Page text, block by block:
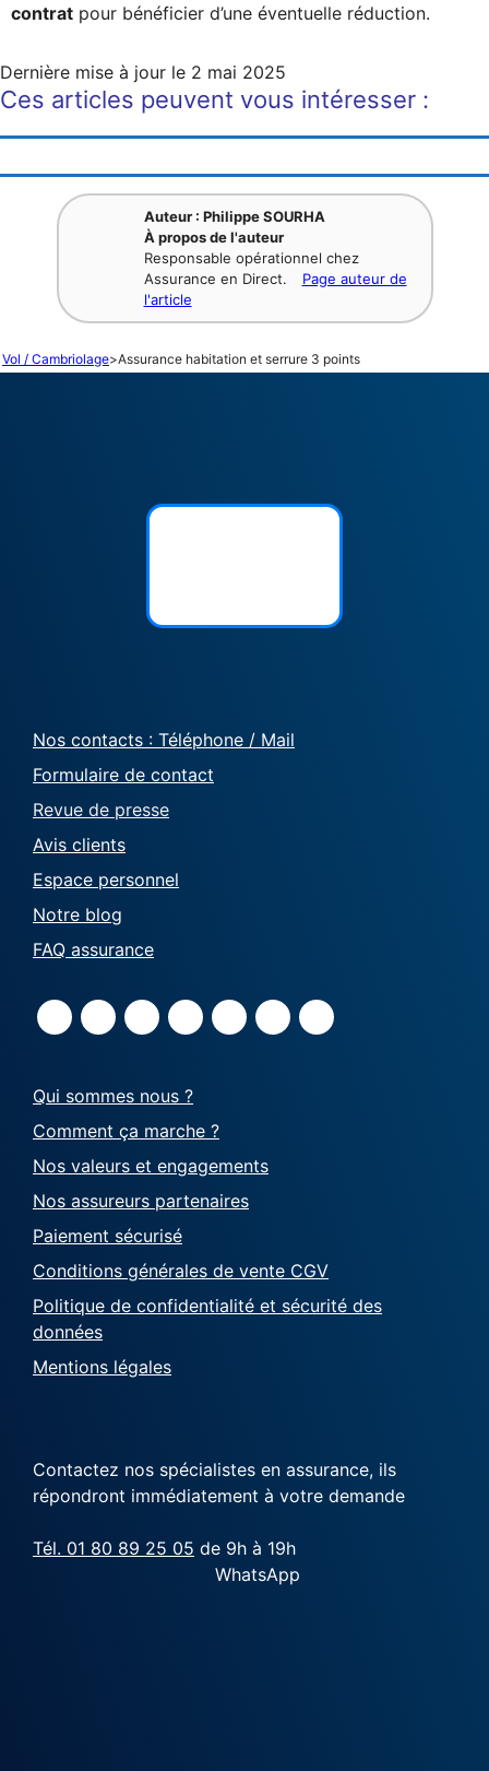
contrat pour bénéficier d’une éventuelle réduction.
Dernière mise à jour le 2 mai 2025
Ces articles peuvent vous intéresser :
Auteur : Philippe SOURHA
À propos de l'auteur
Responsable opérationnel chez
Assurance en Direct.
Page auteur de
l'article
Vol / Cambriolage>Assurance habitation et serrure 3 points
Nos contacts : Téléphone / Mail
Formulaire de contact
Revue de presse
Avis clients
Espace personnel
Notre blog
FAQ assurance
Qui sommes nous ?
Comment ça marche ?
Nos valeurs et engagements
Nos assureurs partenaires
Paiement sécurisé
Conditions générales de vente CGV
Politique de confidentialité et sécurité des
données
Mentions légales
Contactez nos spécialistes en assurance, ils
répondront immédiatement à votre demande
Tél. 01 80 89 25 05 de 9h à 19h
WhatsApp